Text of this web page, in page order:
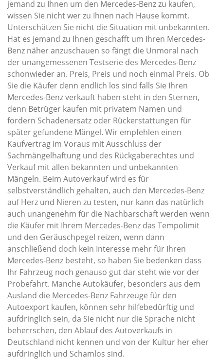
jemand zu Ihnen um den Mercedes-Benz zu kaufen,
wissen Sie nicht wer zu Ihnen nach Hause kommt.
Unterschätzen Sie nicht die Situation mit unbekannten.
Hat es jemand zu Ihnen geschafft um Ihren Mercedes-
Benz näher anzuschauen so fängt die Unmoral nach
der unangemessenen Testserie des Mercedes-Benz
schonwieder an. Preis, Preis und noch einmal Preis. Ob
Sie die Käufer denn endlich los sind falls Sie Ihren
Mercedes-Benz verkauft haben steht in den Sternen,
denn Betrüger kaufen mit privatem Namen und
fordern Schadenersatz oder Rückerstattungen für
später gefundene Mängel. Wir empfehlen einen
Kaufvertrag im Voraus mit Ausschluss der
Sachmängelhaftung und des Rückgaberechtes und
Verkauf mit allen bekannten und unbekannten
Mängeln. Beim Autoverkauf wird es für
selbstverständlich gehalten, auch den Mercedes-Benz
auf Herz und Nieren zu testen, nur kann das natürlich
auch unangenehm für die Nachbarschaft werden wenn
die Käufer mit Ihrem Mercedes-Benz das Tempolimit
und den Geräuschpegel reizen, wenn dann
anschließend doch kein Interesse mehr für Ihren
Mercedes-Benz besteht, so haben Sie bedenken dass
Ihr Fahrzeug noch genauso gut dar steht wie vor der
Probefahrt. Manche Autokäufer, besonders aus dem
Ausland die Mercedes-Benz Fahrzeuge für den
Autoexport kaufen, können sehr hilfebedürftig und
aufdringlich sein, da Sie nicht nur die Sprache nicht
beherrschen, den Ablauf des Autoverkaufs in
Deutschland nicht kennen und von der Kultur her eher
aufdringlich und Schamlos sind.